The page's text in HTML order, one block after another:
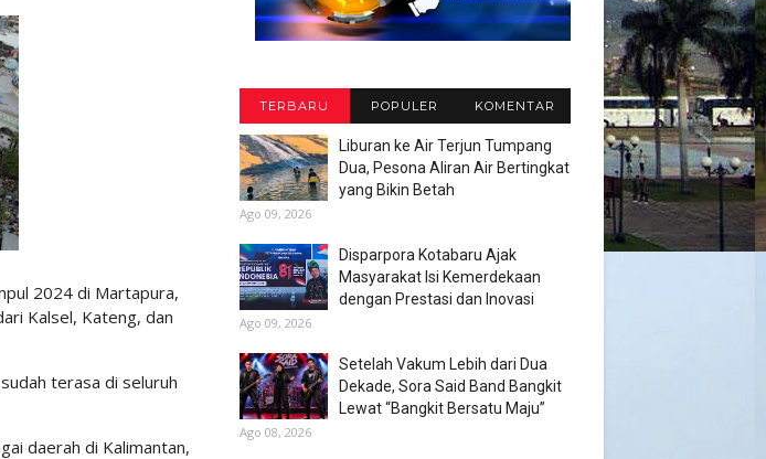
2024 di Martapura,
Kalsel, Kateng, dan
terasa di seluruh
daerah di Kalimantan,
TERBARU POPULER KOMENTAR
Liburan ke Air Terjun Tumpang
Dua, Pesona Aliran Air Bertingkat
yang Bikin Betah
Ago 09, 2026
Disparpora Kotabaru Ajak
Masyarakat Isi Kemerdekaan
dengan Prestasi dan Inovasi
Ago 09, 2026
Setelah Vakum Lebih dari Dua
Dekade, Sora Said Band Bangkit
Lewat “Bangkit Bersatu Maju”
Ago 08, 2026